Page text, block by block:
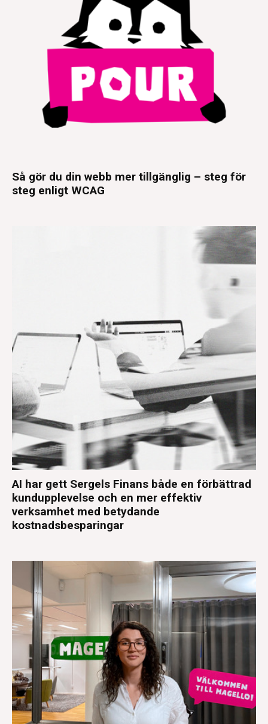
Så gör du din webb mer tillgänglig – steg för
steg enligt WCAG
AI har gett Sergels Finans både en förbättrad
kundupplevelse och en mer effektiv
verksamhet med betydande
kostnadsbesparingar